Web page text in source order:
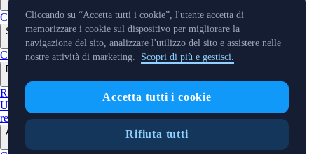
CustodiaPay (per i rivenditori)
Sviluppatori
+
Cronos PoSCronos EVMCronos zkEVMPay SDKSDK agenti AI
Risorse
Ricerca Aggiornamenti di mercatoImparaConvertitore BTC/
USD
Glossario
reclamiAssistenzaPanoramica crypto
Azienda
Cliccando su “Accetta tutti i cookie”, l'utente accetta di
memorizzare i cookie sul dispositivo per migliorare la
navigazione del sito, analizzare l'utilizzo del sito e assistere nelle
nostre attività di marketing.
Scopri di più e gestisci.
Accetta tutti i cookie
Rifiuta tutti